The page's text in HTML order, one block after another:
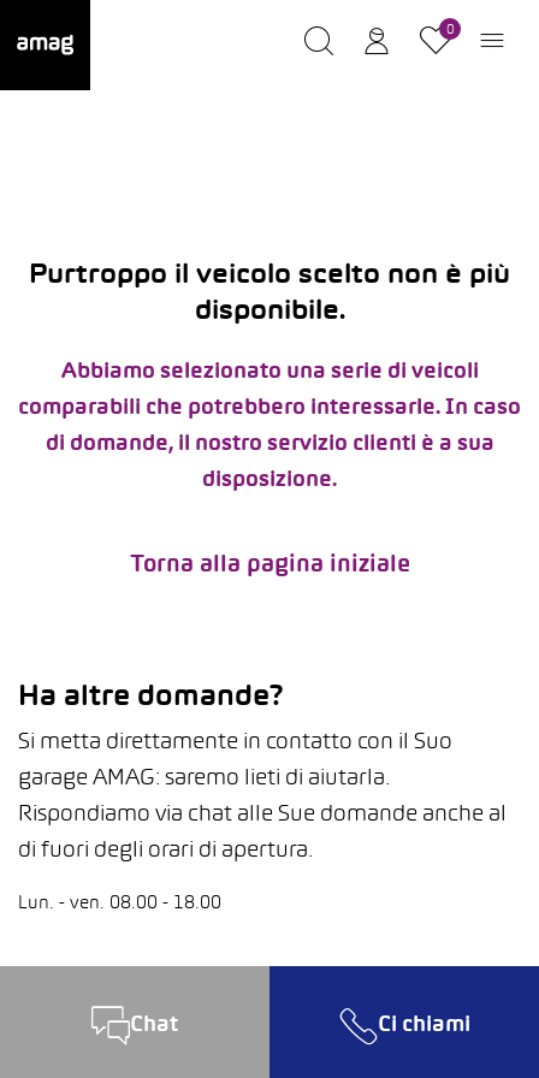
0
Purtroppo il veicolo scelto non è più
disponibile.
Abbiamo selezionato una serie di veicoli
comparabili che potrebbero interessarle. In caso
di domande, il nostro servizio clienti è a sua
disposizione.
Torna alla pagina iniziale
Ha altre domande?
Si metta direttamente in contatto con il Suo
garage AMAG: saremo lieti di aiutarla.
Rispondiamo via chat alle Sue domande anche al
di fuori degli orari di apertura.
Lun. - ven. 08.00 - 18.00
Chat Ci chiami